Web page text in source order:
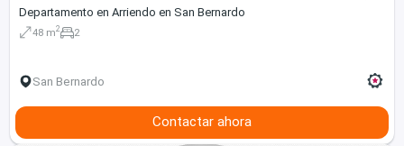
Departamento en Arriendo en San Bernardo
48 m2 2
San Bernardo
Contactar ahora